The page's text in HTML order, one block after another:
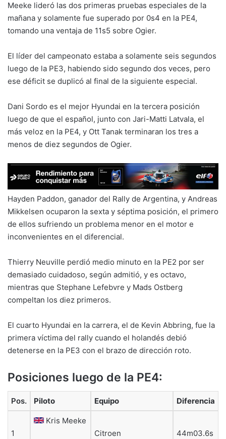
Meeke lideró las dos primeras pruebas especiales de la
mañana y solamente fue superado por 0s4 en la PE4,
tomando una ventaja de 11s5 sobre Ogier.
El líder del campeonato estaba a solamente seis segundos
luego de la PE3, habiendo sido segundo dos veces, pero
ese déficit se duplicó al final de la siguiente especial.
Dani Sordo es el mejor Hyundai en la tercera posición
luego de que el español, junto con Jari-Matti Latvala, el
más veloz en la PE4, y Ott Tanak terminaran los tres a
menos de diez segundos de Ogier.
Hayden Paddon, ganador del Rally de Argentina, y Andreas
Mikkelsen ocuparon la sexta y séptima posición, el primero
de ellos sufriendo un problema menor en el motor e
inconvenientes en el diferencial.
Thierry Neuville perdió medio minuto en la PE2 por ser
demasiado cuidadoso, según admitió, y es octavo,
mientras que Stephane Lefebvre y Mads Ostberg
compeltan los diez primeros.
El cuarto Hyundai en la carrera, el de Kevin Abbring, fue la
primera víctima del rally cuando el holandés debió
detenerse en la PE3 con el brazo de dirección roto.
Posiciones luego de la PE4:
Pos. Piloto Equipo Diferencia
1
Kris Meeke
Citroen 44m03.6s